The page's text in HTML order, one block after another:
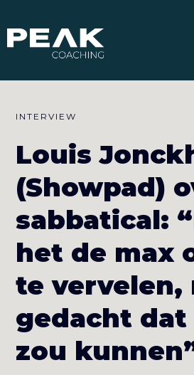
INTERVIEW
Louis
(Showpad)
sabbatical:
het de max
te vervelen,
gedacht
zou